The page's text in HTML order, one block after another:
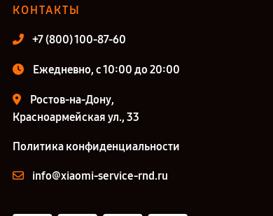
КОНТАКТЫ
+7 (800) 100-87-60
Ежедневно, с 10:00 до 20:00
Ростов-на-Дону,
Красноармейская ул., 33
Политика конфиденциальности
info@xiaomi-service-rnd.ru